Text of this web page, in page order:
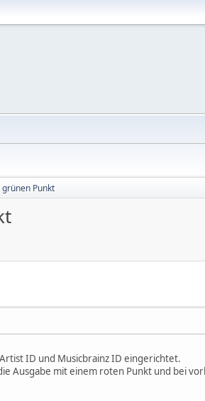
Punkt
ID und Musicbrainz ID eingerichtet.
Ausgabe mit einem roten Punkt und bei